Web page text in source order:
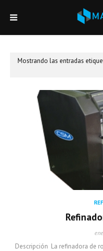
Mostrando las entradas
Descripción La refinadora de